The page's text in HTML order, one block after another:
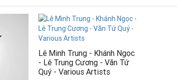
Lê Minh Trung - Khánh Ngọc
- Lê Trung Cương - Văn Tứ
Quý - Various Artists